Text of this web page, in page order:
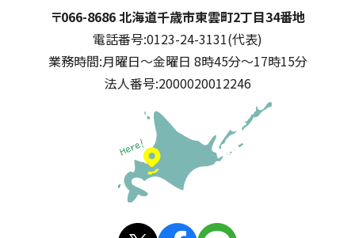
千歳市
住所:
〒066-8686 北海道千歳市東雲町2丁目34番地
電話番号:0123-24-3131(代表)
業務時間:月曜日～金曜日 8時45分～17時15分
法人番号:2000020012246
公式SNS